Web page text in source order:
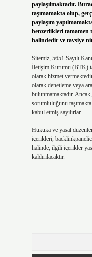
paylaşılmaktadır.
taşımamakta olup,
paylaşım
benzerlikleri tamamen
halindedir ve tavsiye
Sitemiz, 5651 Sayılı
İletişim Kurumu (BTK)
olarak hizmet
olarak denetleme veya
bulunmamaktadır.
sorumluluğunu
kabul etmiş sayılırlar.
Hukuka ve yasal
içerikleri,
halinde, ilgili içerikler
kaldırılacaktır.